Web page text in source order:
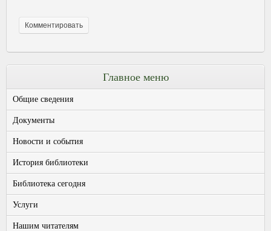
Главное меню
Общие сведения
Документы
Новости и события
История библиотеки
Библиотека сегодня
Услуги
Нашим читателям